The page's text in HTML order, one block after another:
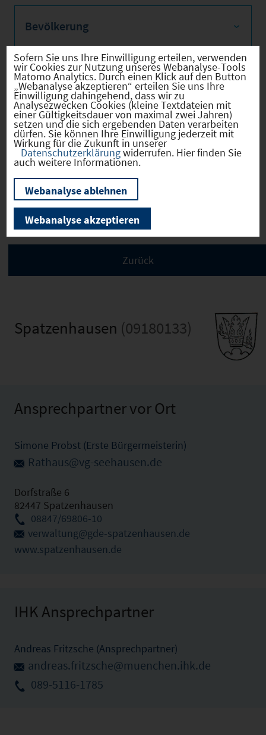
Bevölkerung
Sozialvers. Beschäftigte
Verkehrsinfrastruktur
Kommunale Infrastruktur
Spatzenhausen (09180133)
Ansprechpartner vor Ort
Simone Probst (Erste Bürgermeisterin)
Rathaus@vg-seehausen.de
Dorfstraße 6
82447 Spatzenhausen
08847/69806-10
verwaltung@gde-spatzenhausen.de
www.spatzenhausen.de
IHK Ansprechpartner
Andreas Fritzsche (Ansprechpartner)
andreas.fritzsche@muenchen.ihk.de
089-5116-1785
Sofern Sie uns Ihre Einwilligung erteilen, verwenden
wir Cookies zur Nutzung unseres Webanalyse-Tools
Matomo Analytics. Durch einen Klick auf den Button
„Webanalyse akzeptieren“ erteilen Sie uns Ihre
Einwilligung dahingehend, dass wir zu
Analysezwecken Cookies (kleine Textdateien mit
einer Gültigkeitsdauer von maximal zwei Jahren)
setzen und die sich ergebenden Daten verarbeiten
dürfen. Sie können Ihre Einwilligung jederzeit mit
Wirkung für die Zukunft in unserer
Datenschutzerklärungwiderrufen. Hier finden Sie
auch weitere Informationen.
Webanalyse ablehnen
Webanalyse akzeptieren